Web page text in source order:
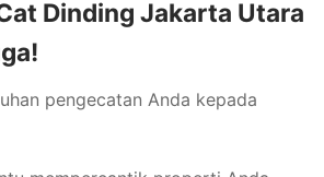
Dinding Jakarta Utara
pengecatan Anda kepada